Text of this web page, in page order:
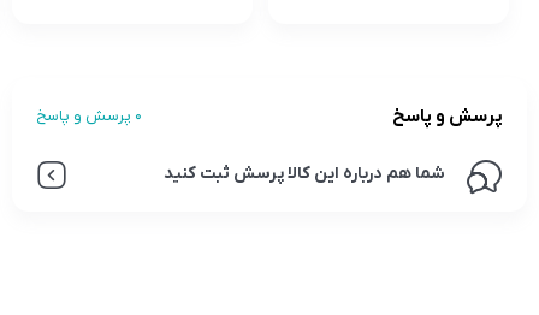
پرسش و پاسخ 0 پرسش و پاسخ
شما هم درباره این کالا پرسش ثبت کنید